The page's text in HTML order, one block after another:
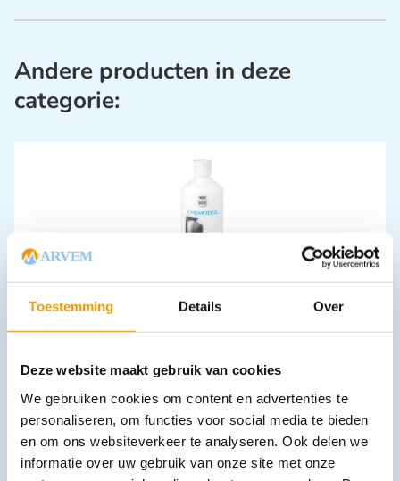
Toestemming Details Over
Deze website maakt gebruik van cookies
We gebruiken cookies om content en advertenties te
personaliseren, om functies voor social media te bieden
en om ons websiteverkeer te analyseren. Ook delen we
informatie over uw gebruik van onze site met onze
Andere producten in deze
categorie:
12,04 – €159,72 incl. btw
9.95 excl. btw